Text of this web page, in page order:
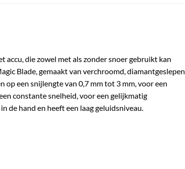
die zowel met als zonder snoer gebruikt kan
Blade, gemaakt van verchroomd, diamantgeslepen
op een snijlengte van 0,7 mm tot 3 mm, voor een
constante snelheid, voor een gelijkmatig
de hand en heeft een laag geluidsniveau.